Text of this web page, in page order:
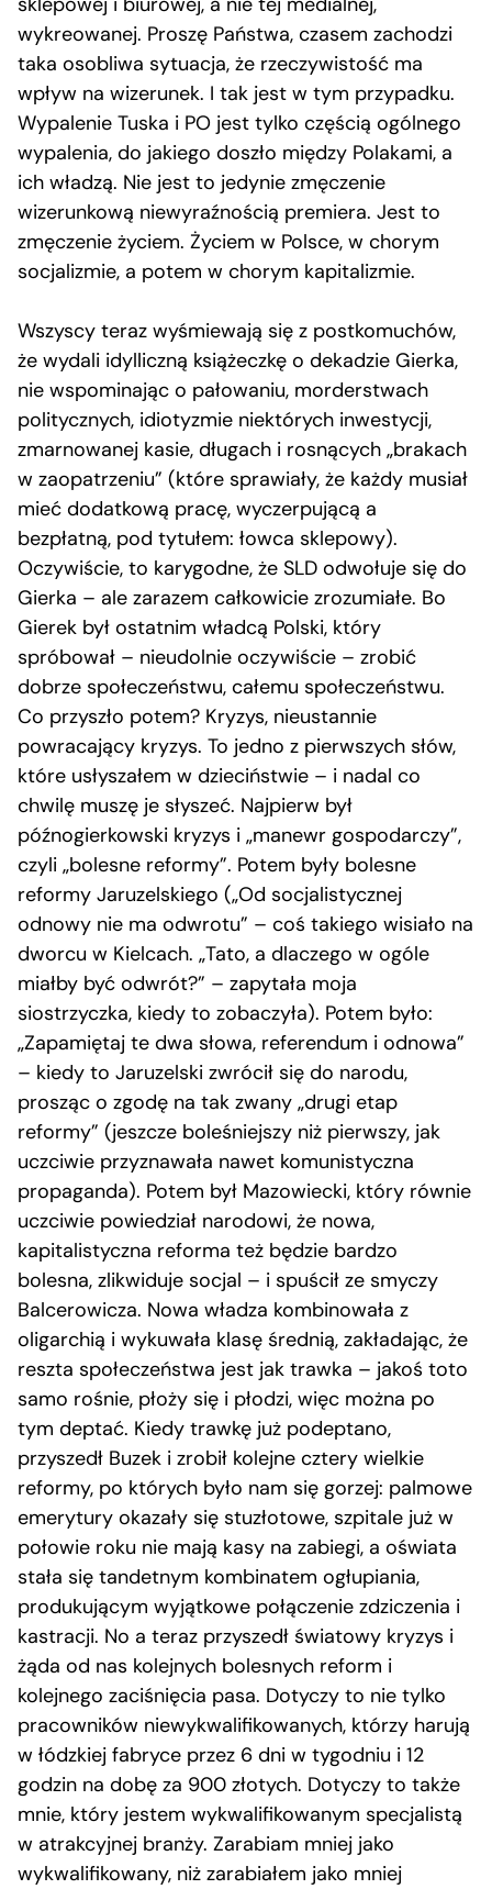
wykreowanej. Proszę Państwa, czasem zachodzi
taka osobliwa sytuacja, że rzeczywistość ma
wpływ na wizerunek. I tak jest w tym przypadku.
Wypalenie Tuska i PO jest tylko częścią ogólnego
wypalenia, do jakiego doszło między Polakami, a
ich władzą. Nie jest to jedynie zmęczenie
wizerunkową niewyraźnością premiera. Jest to
zmęczenie życiem. Życiem w Polsce, w chorym
socjalizmie, a potem w chorym kapitalizmie.
Wszyscy teraz wyśmiewają się z postkomuchów,
że wydali idylliczną książeczkę o dekadzie Gierka,
nie wspominając o pałowaniu, morderstwach
politycznych, idiotyzmie niektórych inwestycji,
zmarnowanej kasie, długach i rosnących „brakach
w zaopatrzeniu” (które sprawiały, że każdy musiał
mieć dodatkową pracę, wyczerpującą a
bezpłatną, pod tytułem: łowca sklepowy).
Oczywiście, to karygodne, że SLD odwołuje się do
Gierka – ale zarazem całkowicie zrozumiałe. Bo
Gierek był ostatnim władcą Polski, który
spróbował – nieudolnie oczywiście – zrobić
dobrze społeczeństwu, całemu społeczeństwu.
Co przyszło potem? Kryzys, nieustannie
powracający kryzys. To jedno z pierwszych słów,
które usłyszałem w dzieciństwie – i nadal co
chwilę muszę je słyszeć. Najpierw był
późnogierkowski kryzys i „manewr gospodarczy”,
czyli „bolesne reformy”. Potem były bolesne
reformy Jaruzelskiego („Od socjalistycznej
odnowy nie ma odwrotu” – coś takiego wisiało na
dworcu w Kielcach. „Tato, a dlaczego w ogóle
miałby być odwrót?” – zapytała moja
siostrzyczka, kiedy to zobaczyła). Potem było:
„Zapamiętaj te dwa słowa, referendum i odnowa”
– kiedy to Jaruzelski zwrócił się do narodu,
prosząc o zgodę na tak zwany „drugi etap
reformy” (jeszcze boleśniejszy niż pierwszy, jak
uczciwie przyznawała nawet komunistyczna
propaganda). Potem był Mazowiecki, który równie
uczciwie powiedział narodowi, że nowa,
kapitalistyczna reforma też będzie bardzo
bolesna, zlikwiduje socjal – i spuścił ze smyczy
Balcerowicza. Nowa władza kombinowała z
oligarchią i wykuwała klasę średnią, zakładając, że
reszta społeczeństwa jest jak trawka – jakoś toto
samo rośnie, płoży się i płodzi, więc można po
tym deptać. Kiedy trawkę już podeptano,
przyszedł Buzek i zrobił kolejne cztery wielkie
reformy, po których było nam się gorzej: palmowe
emerytury okazały się stuzłotowe, szpitale już w
połowie roku nie mają kasy na zabiegi, a oświata
stała się tandetnym kombinatem ogłupiania,
produkującym wyjątkowe połączenie zdziczenia i
kastracji. No a teraz przyszedł światowy kryzys i
żąda od nas kolejnych bolesnych reform i
kolejnego zaciśnięcia pasa. Dotyczy to nie tylko
pracowników niewykwalifikowanych, którzy harują
w łódzkiej fabryce przez 6 dni w tygodniu i 12
godzin na dobę za 900 złotych. Dotyczy to także
mnie, który jestem wykwalifikowanym specjalistą
w atrakcyjnej branży. Zarabiam mniej jako
wykwalifikowany, niż zarabiałem jako mniej